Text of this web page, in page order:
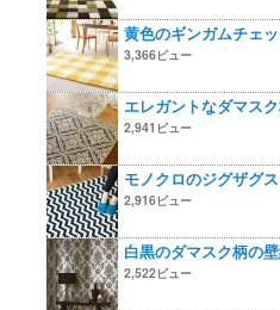
黄色のギンガムチェ
3,366ビュー
エレガントなダマス
2,941ビュー
モノクロのジグザグ
2,916ビュー
白黒のダマスク柄の
2,522ビュー